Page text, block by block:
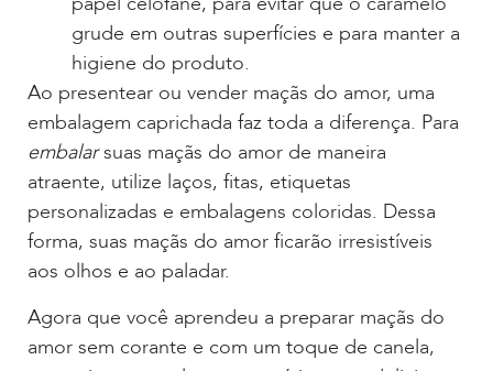
grude em outras superfícies e para manter a
higiene do produto.
Ao presentear ou vender maçãs do amor, uma
embalagem caprichada faz toda a diferença. Para
embalarsuas maçãs do amor de maneira
atraente, utilize laços, fitas, etiquetas
personalizadas e embalagens coloridas. Dessa
forma, suas maçãs do amor ficarão irresistíveis
aos olhos e ao paladar.
Agora que você aprendeu a preparar maçãs do
amor sem corante e com um toque de canela,